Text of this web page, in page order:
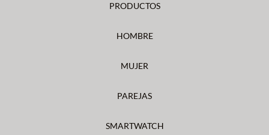
PRODUCTOS
HOMBRE
MUJER
PAREJAS
SMARTWATCH